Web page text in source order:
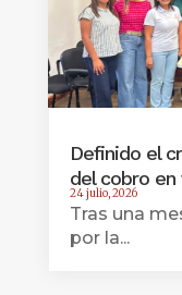
Definido el
del cobro
24 julio, 2026
Tras una
por la...